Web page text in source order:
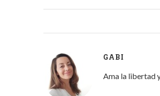
GABI
Ama la libertad